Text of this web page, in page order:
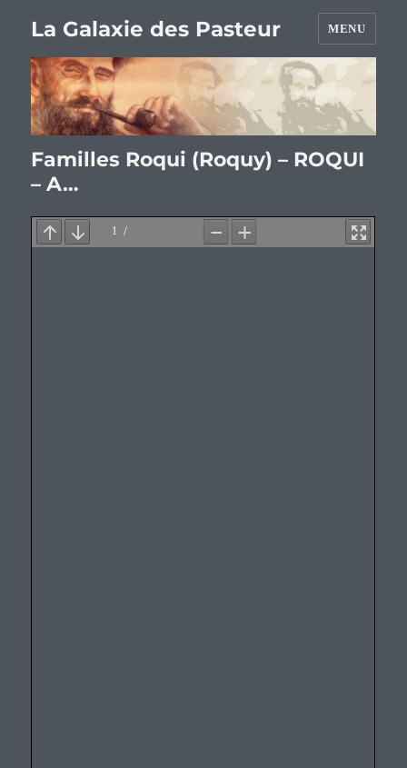
La Galaxie des Pasteur MENU
Familles Roqui (Roquy) – ROQUI
– A…